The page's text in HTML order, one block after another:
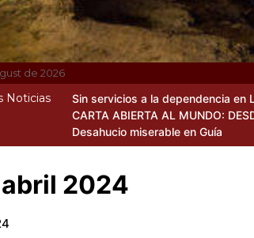
de 2026
Noticias
Sin servicios a la dependencia en
CARTA ABIERTA AL MUNDO:
Desahucio miserable en Guía
abril 2024